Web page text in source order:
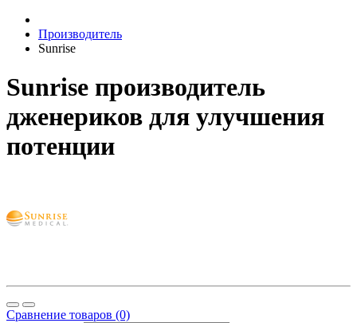
Производитель
Sunrise
Sunrise производитель
дженериков для улучшения
потенции
Сравнение товаров (0)